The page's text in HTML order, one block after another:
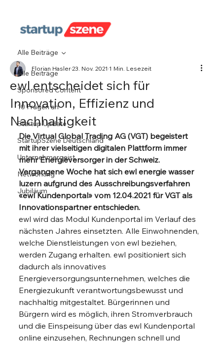
Alle Beiträge
Sponsored Content
10 Fragen an
Startup Update
StartupSzene Deutschland
Unternehmergeist
Networking
Jubiläum
Alle Beiträge
ewl entscheidet sich für
Innovation, Effizienz und
Nachhaltigkeit
Florian Hasler23. Nov. 20211 Min. Lesezeit
Die Virtual Global Trading AG (VGT) begeistert
mit ihrer vielseitigen digitalen Plattform immer
mehr Energieversorger in der Schweiz.
Vergangene Woche hat sich ewl energie wasser
luzern aufgrund des Ausschreibungsverfahren
«ewl Kundenportal» vom 12.04.2021 für VGT als
Innovationspartner entschieden.
ewl wird das Modul Kundenportal im Verlauf des
nächsten Jahres einsetzten. Alle Einwohnenden,
welche Dienstleistungen von ewl beziehen,
werden Zugang erhalten. ewl positioniert sich
dadurch als innovatives
Energieversorgungsunternehmen, welches die
Energiezukunft verantwortungsbewusst und
nachhaltig mitgestaltet. Bürgerinnen und
Bürgern wird es möglich, ihren Stromverbrauch
und die Einspeisung über das ewl Kundenportal
online einzusehen, Rechnungen schnell und